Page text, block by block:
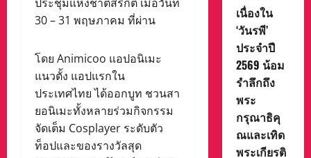
30 – 31 พฤษภาคม ที่ผ่าน
โดย Animicoo แอปอนิเมะ
แนวตั้ง แอปแรกใน
ประเทศไทย ได้ออกบูท ชวนสา
ยอนิเมะทั้งหลายร่วมกิจกรรม
จัดเต็ม Cosplayer ระดับตัว
ท็อปและของรางวัลสุด
เนื่องใน
‘วันรพี’
ประจำปี
2569 น้อม
รำลึกถึง
พระ
กรุณาธิคุ
ณและเทิด
พระเกียรติ